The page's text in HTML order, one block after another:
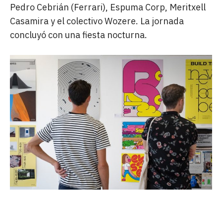
Pedro Cebrián (Ferrari), Espuma Corp, Meritxell
Casamira y el colectivo Wozere. La jornada
concluyó con una fiesta nocturna.